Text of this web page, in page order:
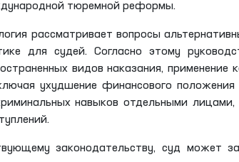
тюремной реформы.
рассматривает вопросы
для судей. Согласно этому
видов наказания,
ухудшение финансового
навыков отдельными
законодательству, суд может